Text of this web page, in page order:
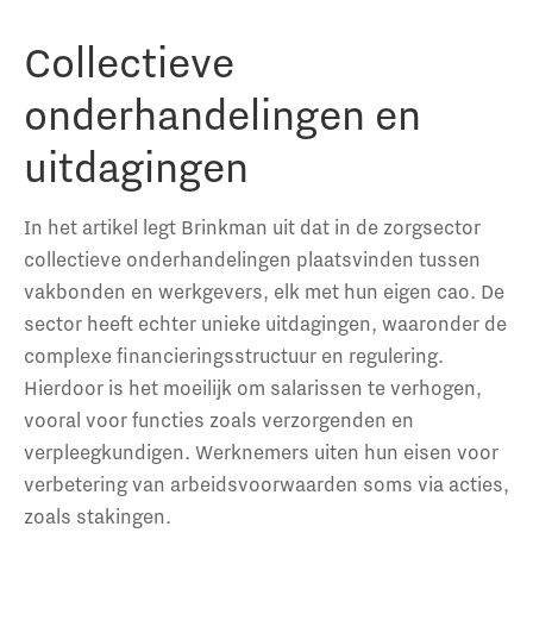
Collectieve
onderhandelingen en
uitdagingen
In het artikel legt Brinkman uit dat in de zorgsector
collectieve onderhandelingen plaatsvinden tussen
vakbonden en werkgevers, elk met hun eigen cao. De
sector heeft echter unieke uitdagingen, waaronder de
complexe financieringsstructuur en regulering.
Hierdoor is het moeilijk om salarissen te verhogen,
vooral voor functies zoals verzorgenden en
verpleegkundigen. Werknemers uiten hun eisen voor
verbetering van arbeidsvoorwaarden soms via acties,
zoals stakingen.